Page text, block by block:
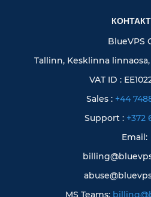
BlueVPS
Tallinn, Kesklinna
VAT ID :
Sales : +44
Support : +372
Email:
MS Teams: